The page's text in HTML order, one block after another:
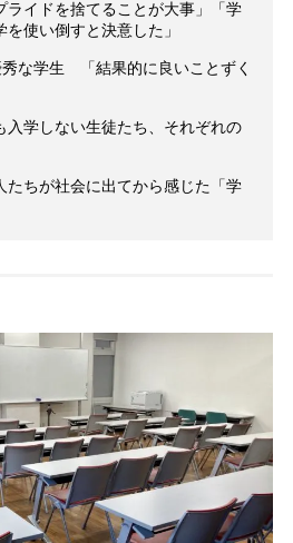
イドを捨てることが大事」「学
使い倒すと決意した」
な学生 「結果的に良いことずく
入学しない生徒たち、それぞれの
たちが社会に出てから感じた「学